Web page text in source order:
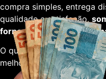
compra simples, entrega
qualidade e satisfação,
fornecedores em escala
O que está esperando
melhor sobre como